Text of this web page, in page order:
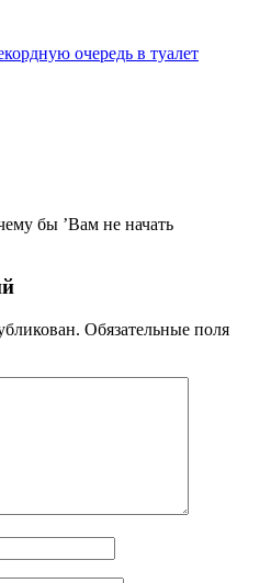
очередь в туалет
бы ’Вам не начать
Обязательные поля